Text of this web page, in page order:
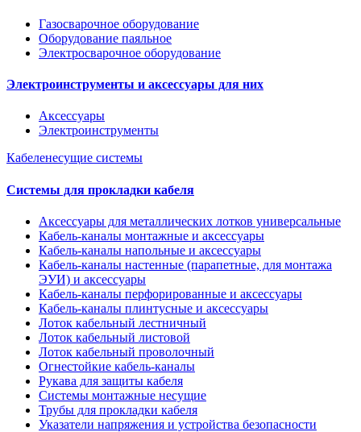
Газосварочное оборудование
Оборудование паяльное
Электросварочное оборудование
Электроинструменты и аксессуары для них
Аксессуары
Электроинструменты
Кабеленесущие системы
Системы для прокладки кабеля
Аксессуары для металлических лотков универсальные
Кабель-каналы монтажные и аксессуары
Кабель-каналы напольные и аксессуары
Кабель-каналы настенные (парапетные, для монтажа
ЭУИ) и аксессуары
Кабель-каналы перфорированные и аксессуары
Кабель-каналы плинтусные и аксессуары
Лоток кабельный лестничный
Лоток кабельный листовой
Лоток кабельный проволочный
Огнестойкие кабель-каналы
Рукава для защиты кабеля
Системы монтажные несущие
Трубы для прокладки кабеля
Указатели напряжения и устройства безопасности